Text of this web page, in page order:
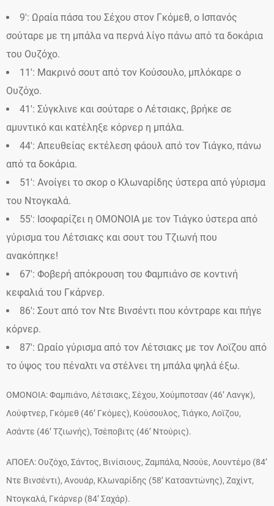
9′: Ωραία πάσα του Σέχου στον Γκόμεθ, ο Ισπανός
σούταρε με τη μπάλα να περνά λίγο πάνω από τα δοκάρια
του Ουζόχο.
11′: Μακρινό σουτ από τον Κούσουλο, μπλόκαρε ο
Ουζόχο.
41′: Σύγκλινε και σούταρε ο Λέτσιακς, βρήκε σε
αμυντικό και κατέληξε κόρνερ η μπάλα.
44′: Απευθείας εκτέλεση φάουλ από τον Τιάγκο, πάνω
από τα δοκάρια.
51′: Ανοίγει το σκορ ο Κλωναρίδης ύστερα από γύρισμα
του Ντογκαλά.
55′: Ισοφαρίζει η ΟΜΟΝΟΙΑ με τον Τιάγκο ύστερα από
γύρισμα του Λέτσιακς και σουτ του Τζιωνή που
ανακόπηκε!
67′: Φοβερή απόκρουση του Φαμπιάνο σε κοντινή
κεφαλιά του Γκάρνερ.
86′: Σουτ από τον Ντε Βινσέντι που κόντραρε και πήγε
κόρνερ.
87′: Ωραίο γύρισμα από τον Λέτσιακς με τον Λοϊζου από
το ύψος του πέναλτι να στέλνει τη μπάλα ψηλά έξω.
OMONOIA: Φαμπιάνο, Λέτσιακς, Σέχου, Χούμποτσαν (46’ Λανγκ),
Λούφτνερ, Γκόμεθ (46’ Γκόμες), Κούσουλος, Τιάγκο, Λοϊζου,
Ασάντε (46’ Τζιωνής), Τσέποβιτς (46’ Ντούρις).
ΑΠΟΕΛ: Ουζόχο, Σάντος, Βινίσιους, Ζαμπάλα, Νσούε, Λουντέμο (84’
Ντε Βινσέντι), Ανουάρ, Κλωναρίδης (58’ Κατσαντώνης), Ζαχίντ,
Ντογκαλά, Γκάρνερ (84’ Σαχάρ).